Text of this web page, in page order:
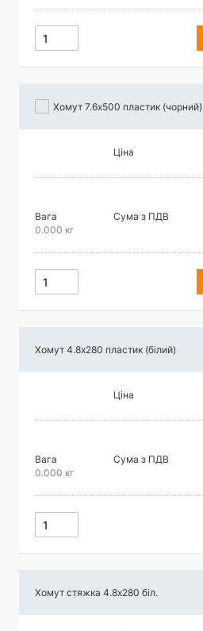
Хомут 7.6х500 пластик (чорний)
Ціна
Вага
0.000 кг
Сума з ПДВ
Хомут 4.8х280 пластик (білий)
Ціна
Вага
0.000 кг
Сума з ПДВ
Хомут стяжка 4.8х280 біл.